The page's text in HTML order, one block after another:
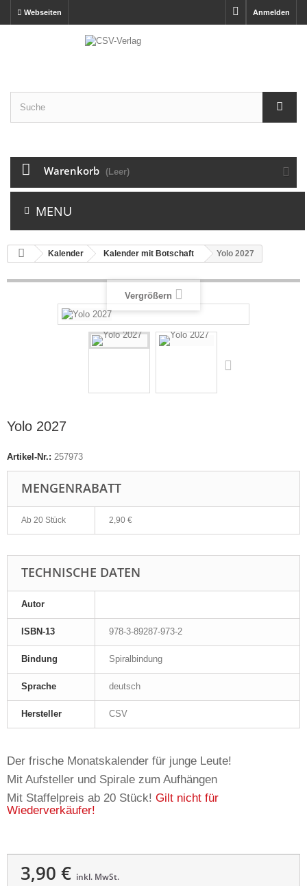
Anmelden
Webseiten
Warenkorb (Leer)
MENU
Kalender Kalender mit Botschaft Yolo 2027
Vergrößern
Yolo 2027
Artikel-Nr.: 257973
MENGENRABATT
Ab 20 Stück 2,90 €
TECHNISCHE DATEN
Autor
ISBN-13 978-3-89287-973-2
Bindung Spiralbindung
Sprache deutsch
Hersteller CSV
Der frische Monatskalender für junge Leute!
Mit Aufsteller und Spirale zum Aufhängen
Mit Staffelpreis ab 20 Stück! Gilt nicht für
Wiederverkäufer!
3,90 € inkl. MwSt.